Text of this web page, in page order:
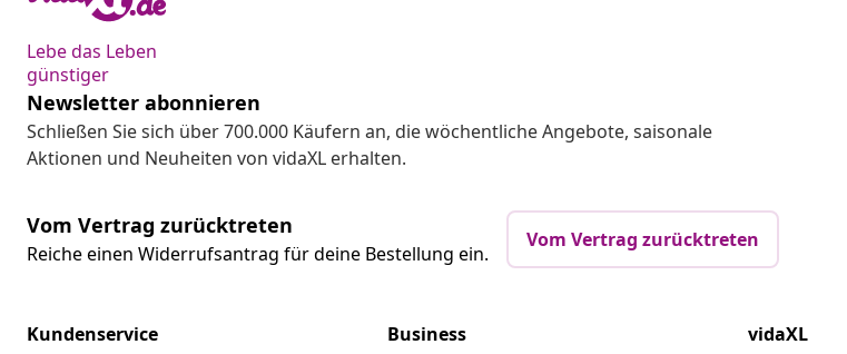
Lebe das Leben
günstiger
Newsletter abonnieren
Schließen Sie sich über 700.000 Käufern an, die wöchentliche Angebote, saisonale
Aktionen und Neuheiten von vidaXL erhalten.
Vom Vertrag zurücktreten
Reiche einen Widerrufsantrag für deine Bestellung ein.
Vom Vertrag zurücktreten
Kundenservice
Business
vidaXL